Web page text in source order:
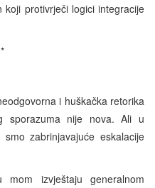
protivrječi logici integracije
i huškačka retorika
sporazuma nije nova. Ali u
zabrinjavajuće eskalacije
izvještaju generalnom